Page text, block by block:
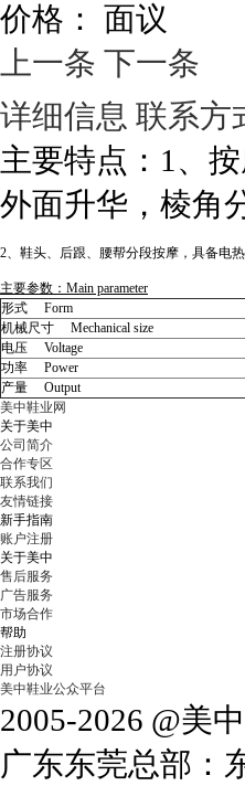
价格： 面议
上一条 下一条
详细信息 联系方
主要特点： 1、
外面升华，棱角
2、鞋头、后跟、腰帮分段按摩，具备电热
主要参数： Main parameter
形式 Form
机械尺寸 Mechanical size
电压 Voltage
功率 Power
产量 Output
美中鞋业网
关于美中
公司简介
合作专区
联系我们
友情链接
新手指南
账户注册
关于美中
售后服务
广告服务
市场合作
帮助
注册协议
用户协议
美中鞋业公众平台
2005-2026 @美
广东东莞总部：